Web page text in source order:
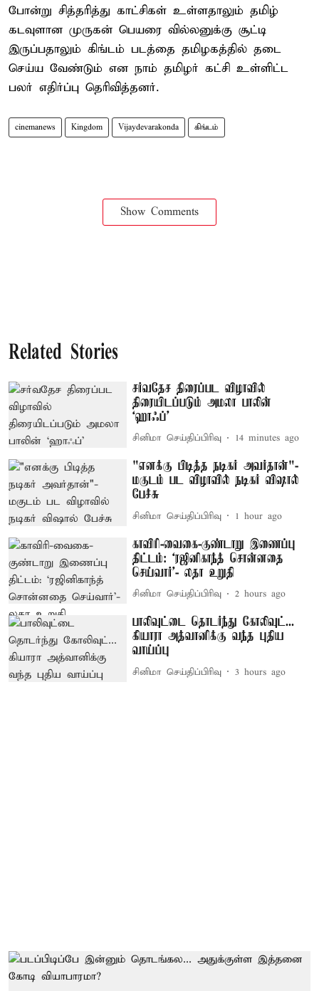
போன்று சித்தரித்து காட்சிகள் உள்ளதாலும் தமிழ்
கடவுளான முருகன் பெயரை வில்லனுக்கு சூட்டி
இருப்பதாலும் கிங்டம் படத்தை தமிழகத்தில் தடை
செய்ய வேண்டும் என நாம் தமிழர் கட்சி உள்ளிட்ட
பலர் எதிர்ப்பு தெரிவித்தனர்.
cinemanews Kingdom Vijaydevarakonda கிங்டம்
Show Comments
Related Stories
சர்வதேச திரைப்பட விழாவில்
திரையிடப்படும் அமலா பாலின்
‘ஹாஃப்’
சினிமா செய்திப்பிரிவு 14 minutes ago
"எனக்கு பிடித்த நடிகர் அவர்தான்"-
மகுடம் பட விழாவில் நடிகர் விஷால்
பேச்சு
சினிமா செய்திப்பிரிவு 1 hour ago
காவிரி-வைகை-குண்டாறு இணைப்பு
திட்டம்: ‘ரஜினிகாந்த் சொன்னதை
செய்வார்’- லதா உறுதி
சினிமா செய்திப்பிரிவு 2 hours ago
பாலிவுட்டை தொடர்ந்து கோலிவுட்...
கியாரா அத்வானிக்கு வந்த புதிய
வாய்ப்பு
சினிமா செய்திப்பிரிவு 3 hours ago